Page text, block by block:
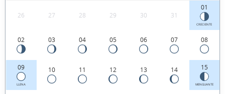
Argentina.
26 27 28 29 30 31
01
CRECIENTE
02 03 04 05 06 07 08
09
LLENA
10 11 12 13 14 15
MENGUANTE